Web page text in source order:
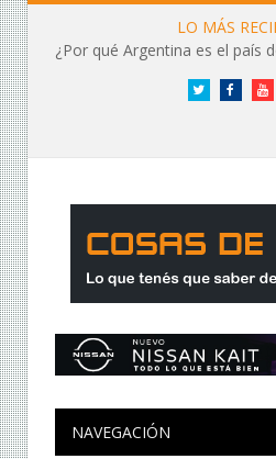
LO MÁS
¿Por qué Argentina es el país
Twitter Facebook
NAVEGACIÓN